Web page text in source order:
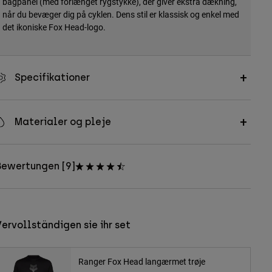
når du bevæger dig på cyklen. Dens stil er klassisk og enkel med
det ikoniske Fox Head-logo.
Specifikationer
Materialer og pleje
[9]
sie ihr set
Ranger Fox Head langærmet trøje